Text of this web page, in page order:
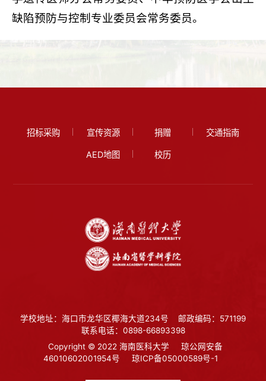
缺陷预防与控制专业委员会常务委员。
招标采购 宣传资源 捐赠 交通指南
AED地图 校历
学校地址：海口市龙华区椰海大道234号
邮政编码：571199
联系电话：0898-66893398
Copyright © 2022 海南医科大学
琼公网安备
46010602001954号
琼ICP备05000589号-1